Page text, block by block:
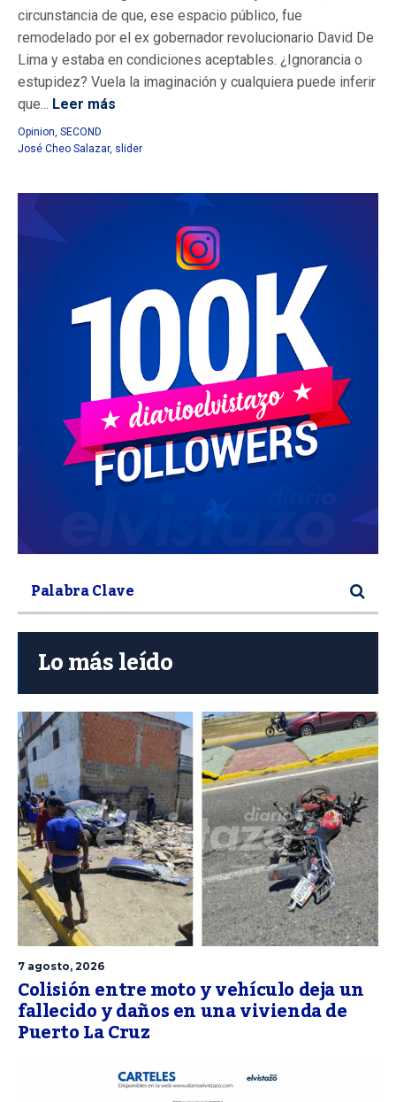
circunstancia de que, ese espacio público, fue
remodelado por el ex gobernador revolucionario David De
Lima y estaba en condiciones aceptables. ¿Ignorancia o
estupidez? Vuela la imaginación y cualquiera puede inferir
que... Leer más
Opinion, SECOND
José Cheo Salazar, slider
Lo más leído
7 agosto, 2026
Colisión entre moto y vehículo deja un
fallecido y daños en una vivienda de
Puerto La Cruz